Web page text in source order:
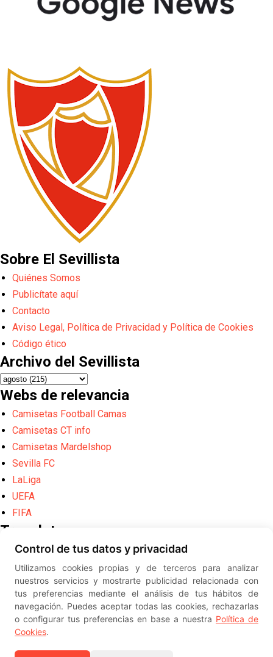
Sobre El Sevillista
Quiénes Somos
Publicítate aquí
Contacto
Aviso Legal, Política de Privacidad y Política de Cookies
Código ético
Archivo del Sevillista
Webs de relevancia
Camisetas Football Camas
Camisetas CT info
Camisetas Mardelshop
Sevilla FC
LaLiga
UEFA
FIFA
Translate
Powered by
Translate
Diseño web creado por Erick
© ElSevillista.es - Información sobre
el Sevilla FC, Sevilla Atlético, Sevilla Femenino y su Cantera
-- --
Control de tus datos y privacidad
Utilizamos cookies propias y de terceros para analizar
nuestros servicios y mostrarte publicidad relacionada con
tus preferencias mediante el análisis de tus hábitos de
navegación. Puedes aceptar todas las cookies, rechazarlas
o configurar tus preferencias en base a nuestra Política de
Cookies.
2026